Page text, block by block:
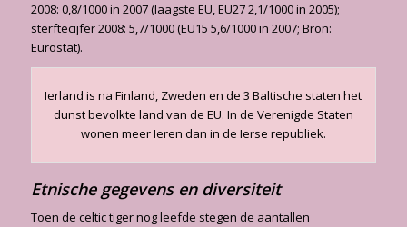
2008: 0,8/1000 in 2007 (laagste EU, EU27 2,1/1000 in 2005);
sterftecijfer 2008: 5,7/1000 (EU15 5,6/1000 in 2007; Bron:
Eurostat).
Ierland is na Finland, Zweden en de 3 Baltische staten het
dunst bevolkte land van de EU. In de Verenigde Staten
wonen meer Ieren dan in de Ierse republiek.
Etnische gegevens en diversiteit
Toen de celtic tiger nog leefde stegen de aantallen